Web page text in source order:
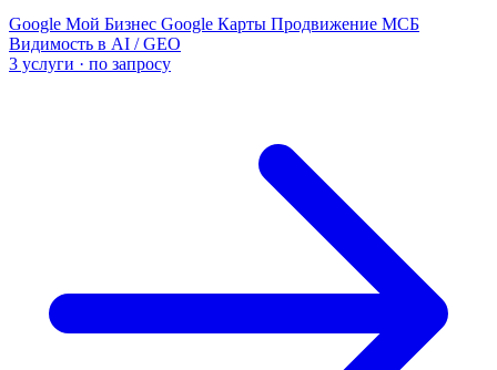
Google Мой Бизнес Google Карты Продвижение МСБ
Видимость в AI / GEO
3 услуги · по запросу